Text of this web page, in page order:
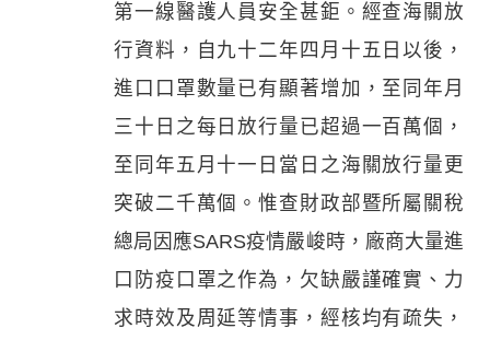
第一線醫護人員安全甚鉅。經查海關放
行資料，自九十二年四月十五日以後，
進口口罩數量已有顯著增加，至同年月
三十日之每日放行量已超過一百萬個，
至同年五月十一日當日之海關放行量更
突破二千萬個。惟查財政部暨所屬關稅
總局因應SARS疫情嚴峻時，廠商大量進
口防疫口罩之作為，欠缺嚴謹確實、力
求時效及周延等情事，經核均有疏失，